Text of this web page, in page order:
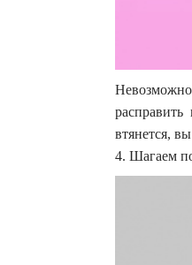
втянется,
4. Шагаем